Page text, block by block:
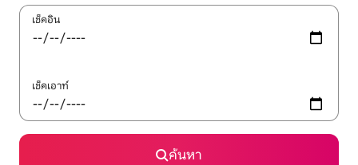
เช็คอิน
เช็คเอาท์
ค้นหา